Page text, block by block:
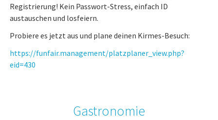
Registrierung! Kein Passwort-Stress, einfach ID
austauschen und losfeiern.
Probiere es jetzt aus und plane deinen Kirmes-Besuch:
https://funfair.management/platzplaner_view.php?
eid=430
Gastronomie